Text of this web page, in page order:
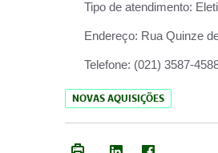
Tipo de atendimento:
Endereço: Rua Quinze
Telefone: (021) 3587-
NOVAS AQUISIÇÕES